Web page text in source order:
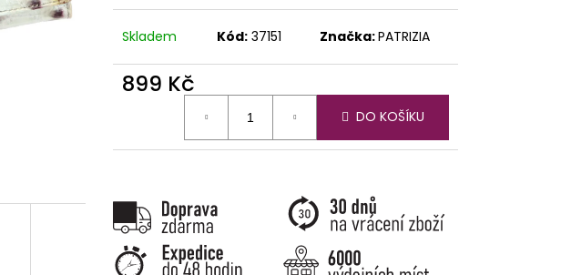
Skladem Kód: 37151 Značka:PATRIZIA
899 Kč
DO KOŠÍKU